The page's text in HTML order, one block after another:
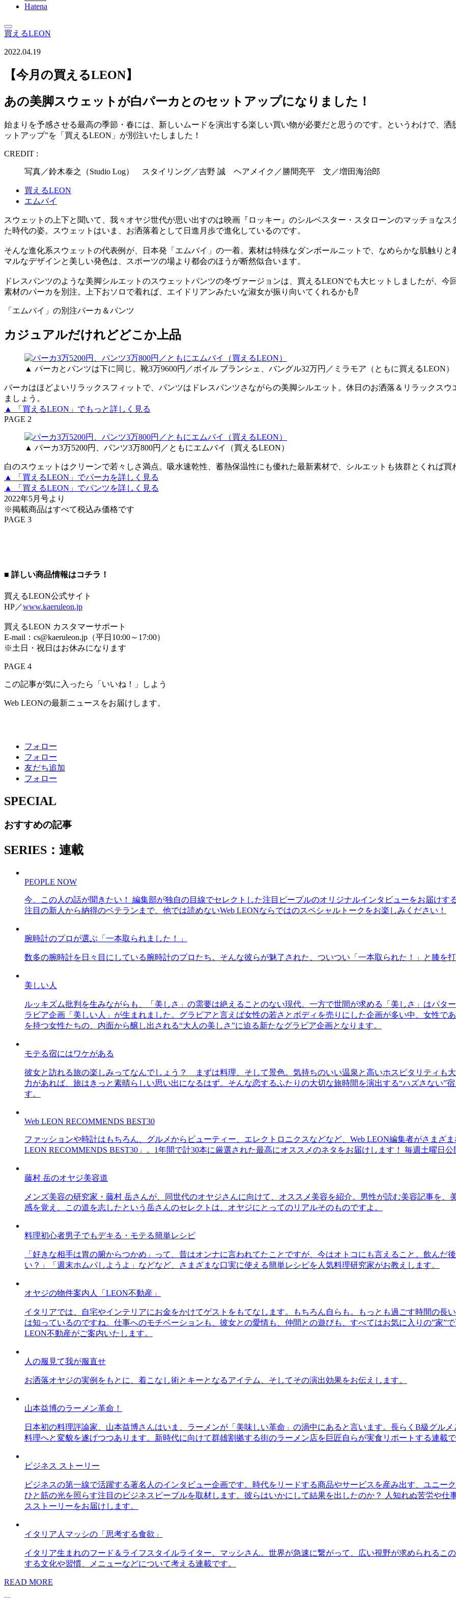
Hatena
買えるLEON
2022.04.19
【今月の買えるLEON】
あの美脚スウェットが白パーカとのセットアップになりました！
始まりを予感させる最高の季節・春には、新しいムードを演出する楽しい買い物が必要だと思うのです。というわけで、
ットアップ”を「買えるLEON」が別注いたしました！
CREDIT :
写真／鈴木泰之（Studio Log） スタイリング／吉野 誠 ヘアメイク／勝間亮平 文／増田海治郎
買えるLEON
エムバイ
スウェットの上下と聞いて、我々オヤジ世代が思い出すのは映画『ロッキー』のシルベスター・スタローンのマッチョな
た時代の姿。スウェットはいま、お洒落着として日進月歩で進化しているのです。
そんな進化系スウェットの代表例が、日本発「エムバイ」の一着。素材は特殊なダンボールニットで、なめらかな肌触り
マルなデザインと美しい発色は、スポーツの場より都会のほうが断然似合います。
ドレスパンツのような美脚シルエットのスウェットパンツの冬ヴァージョンは、買えるLEONでも大ヒットしましたが、
素材のパーカを別注。上下おソロで着れば、エイドリアンみたいな淑女が振り向いてくれるかも⁉
「エムバイ」の別注パーカ＆パンツ
カジュアルだけれどどこか上品
▲ パーカとパンツは下に同じ。靴3万9600円／ボイル ブランシェ、バングル32万円／ミラモア（ともに買えるLEON）
パーカはほどよいリラックスフィットで、パンツはドレスパンツさながらの美脚シルエット。休日のお洒落＆リラックス
ましょう。
▲ 「買えるLEON」でもっと詳しく見る
PAGE 2
▲ パーカ3万5200円、パンツ3万800円／ともにエムバイ（買えるLEON）
白のスウェットはクリーンで若々しさ満点。吸水速乾性、蓄熱保温性にも優れた最新素材で、シルエットも抜群とくれば買
▲ 「買えるLEON」でパーカを詳しく見る
▲ 「買えるLEON」でパンツを詳しく見る
2022年5月号より
※掲載商品はすべて税込み価格です
PAGE 3
■ 詳しい商品情報はコチラ！
買えるLEON公式サイト
HP／www.kaeruleon.jp
買えるLEON カスタマーサポート
E-mail：cs@kaeruleon.jp（平日10:00～17:00）
※土日・祝日はお休みになります
PAGE 4
この記事が気に入ったら「いいね！」しよう
Web LEONの最新ニュースをお届けします。
フォロー
フォロー
友だち追加
フォロー
SPECIAL
おすすめの記事
SERIES：連載
PEOPLE NOW
今、この人の話が聞きたい！ 編集部が独自の目線でセレクトした注目ピープルのオリジナルインタビューをお届けす
注目の新人から納得のベテランまで、他では読めないWeb LEONならではのスペシャルトークをお楽しみください！
腕時計のプロが選ぶ「一本取られました！」
数多の腕時計を日々目にしている腕時計のプロたち。そんな彼らが魅了された、ついつい「一本取られた！」と膝を
美しい人
ルッキズム批判を生みながらも、「美しさ」の需要は絶えることのない現代。一方で世間が求める「美しさ」はパタ
ラビア企画「美しい人」が生まれました。グラビアと言えば女性の若さとボディを売りにした企画が多い中、女性で
を持つ女性たちの、内面から醸し出される“大人の美しさ”に迫る新たなグラビア企画となります。
モテる宿にはワケがある
彼女と訪れる旅の楽しみってなんでしょう？ まずは料理、そして景色。気持ちのいい温泉と高いホスピタリティも
力があれば、旅はきっと素晴らしい思い出になるはず。そんな恋するふたりの大切な旅時間を演出する“ハズさない”
す。
Web LEON RECOMMENDS BEST30
ファッションや時計はもちろん、グルメからビューティー、エレクトロニクスなどなど、Web LEON編集者がさまざ
LEON RECOMMENDS BEST30」。1年間で計30本に厳選された最高にオススメのネタをお届けします！ 毎週土曜日公
藤村 岳のオヤジ美容道
メンズ美容の研究家・藤村 岳さんが、同世代のオヤジさんに向けて、オススメ美容を紹介。男性が読む美容記事を
感を覚え、この道を志したという岳さんのセレクトは、オヤジにとってのリアルそのものですよ。
料理初心者男子でもデキる・モテる簡単レシピ
「好きな相手は胃の腑からつかめ」って、昔はオンナに言われてたことですが、今はオトコにも言えること。飲んだ
い？」「週末ホムパしようよ」などなど、さまざまな口実に使える簡単レシピを人気料理研究家がお教えします。
オヤジの物件案内人「LEON不動産」
イタリアでは、自宅やインテリアにお金をかけてゲストをもてなします。もちろん自らも。もっとも過ごす時間の長
は知っているのですね。仕事へのモチベーションも、彼女との愛情も、仲間との遊びも、すべてはお気に入りの”家”
LEON不動産がご案内いたします。
人の服見て我が服直せ
お洒落オヤジの実例をもとに、着こなし術とキーとなるアイテム、そしてその演出効果をお伝えします。
山本益博のラーメン革命！
日本初の料理評論家、山本益博さんはいま、ラーメンが「美味しい革命」の渦中にあると言います。長らくB級グル
料理へと変貌を遂げつつあります。新時代に向けて群雄割拠する街のラーメン店を巨匠自らが実食リポートする連載で
ビジネス ストーリー
ビジネスの第一線で活躍する著名人のインタビュー企画です。時代をリードする商品やサービスを産み出す、ユニー
ひと筋の光を照らす注目のビジネスピープルを取材します。彼らはいかにして結果を出したのか？ 人知れぬ苦労や
スストーリーをお届けします。
イタリア人マッシの「思考する食欲」
イタリア生まれのフード＆ライフスタイルライター、マッシさん。世界が急速に繋がって、広い視野が求められるこ
する文化や習慣、メニューなどについて考える連載です。
READ MORE